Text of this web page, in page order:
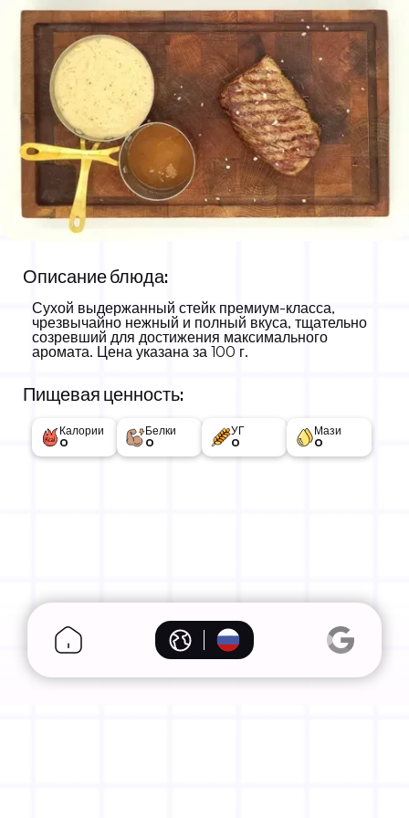
Стейк
Описание блюда:
Сухой выдержанный стейк премиум-класса,
чрезвычайно нежный и полный вкуса, тщательно
созревший для достижения максимального
аромата. Цена указана за 100 г.
Пищевая ценность:
Калории
0
Белки
0
УГ
0
Мази
0